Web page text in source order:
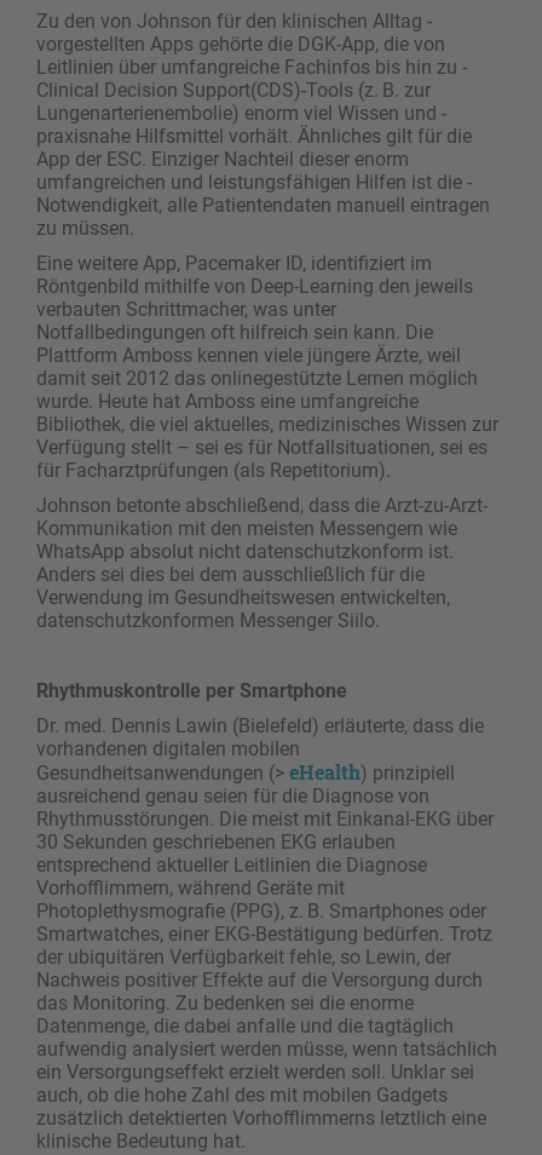
Zu den von Johnson für den klinischen Alltag ­
vorgestellten Apps gehörte die DGK-App, die von
Leitlinien über umfangreiche Fachinfos bis hin zu ­
Clinical Decision Support(CDS)-Tools (z. B. zur
Lungenarterienembolie) enorm viel Wissen und ­
praxisnahe Hilfsmittel vorhält. Ähnliches gilt für die
App der ESC. Einziger Nachteil dieser enorm
umfangreichen und leistungsfähigen Hilfen ist die ­
Notwendigkeit, alle Patientendaten manuell eintragen
zu müssen.
Eine weitere App, Pacemaker ID, identifiziert im
Röntgenbild mithilfe von Deep-Learning den jeweils
verbauten Schrittmacher, was unter
Notfallbedingungen oft hilfreich sein kann. Die
Plattform Amboss kennen viele jüngere Ärzte, weil
damit seit 2012 das onlinegestützte Lernen möglich
wurde. Heute hat Amboss eine umfangreiche
Bibliothek, die viel ­aktuelles, medizinisches Wissen zur
Verfügung stellt – sei es für Notfallsituationen, sei es
für Facharztprüfungen (als Repetitorium).
Johnson betonte abschließend, dass die Arzt-zu-Arzt-
Kommunikation mit den meisten Messengern wie
WhatsApp absolut nicht datenschutzkonform ist.
Anders sei dies bei dem ausschließlich für die
Verwendung im Gesundheitswesen entwickelten,
datenschutzkonformen Messenger Siilo.
Rhythmuskontrolle per Smartphone
Dr. med. Dennis Lawin (Bielefeld) erläuterte, dass die
vorhandenen digitalen mobilen
Gesundheitsanwendungen (> eHealth) prinzipiell
ausreichend genau seien für die Diagnose von
Rhythmusstörungen. Die meist mit Einkanal-EKG über
30 Sekunden geschriebenen EKG erlauben
entsprechend aktueller Leitlinien die Diagnose
Vorhofflimmern, während Geräte mit
Photoplethysmografie (PPG), z. B. Smartphones oder
Smartwatches, einer EKG-Bestätigung bedürfen. Trotz
der ubiquitären Verfügbarkeit fehle, so Lewin, der
Nachweis positiver Effekte auf die Versorgung durch
das Monitoring. Zu bedenken sei die enorme
Datenmenge, die dabei anfalle und die tagtäglich
aufwendig analysiert werden müsse, wenn tatsächlich
ein Versorgungseffekt erzielt werden soll. Unklar sei
auch, ob die hohe Zahl des mit mobilen Gadgets
zusätzlich detektierten Vorhofflimmerns letztlich eine
klinische Bedeutung hat.